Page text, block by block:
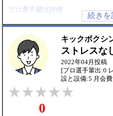
プロ選手輩出評価
プロで活躍してる選手も多数い
レッスン評価
すごい親切、丁寧に教えてくれま
指導してくれます。
アクセスと立地評価
池袋から徒歩１０分以内で通いや
キックボクシ
ストレスな
2022年04月投稿
[プロ選手輩出:0
設と設備:5 月会
0